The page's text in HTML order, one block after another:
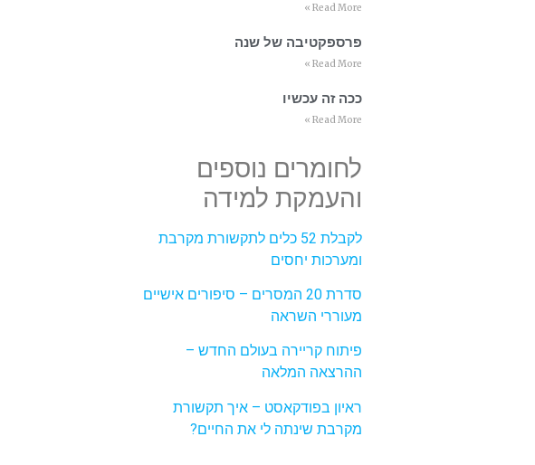
Read More »
פרספקטיבה של שנה
Read More »
ככה זה עכשיו
Read More »
לחומרים נוספים
והעמקת למידה
לקבלת 52 כלים לתקשורת מקרבת
ומערכות יחסים
סדרת 20 המסרים – סיפורים אישיים
מעוררי השראה
פיתוח קריירה בעולם החדש –
ההרצאה המלאה
ראיון בפודקאסט – איך תקשורת
מקרבת שינתה לי את החיים?